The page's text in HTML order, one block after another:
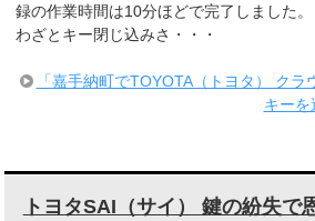
録の作業時間は10分ほどで完了しました
わざとキー閉じ込みさ・・・
「嘉手納町でTOYOTA（トヨタ） クラ
キーを
トヨタSAI（サイ） 鍵の紛失で